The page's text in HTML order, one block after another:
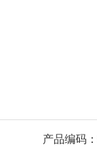
产品编码：